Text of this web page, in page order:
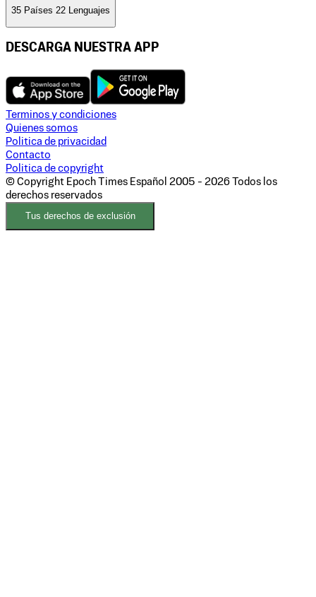
35 Países 22 Lenguajes
DESCARGA NUESTRA APP
Terminos y condiciones
Quienes somos
Politica de privacidad
Contacto
Politica de copyright
© Copyright Epoch Times Español 2005 - 2026 Todos los
derechos reservados
Tus derechos de exclusión